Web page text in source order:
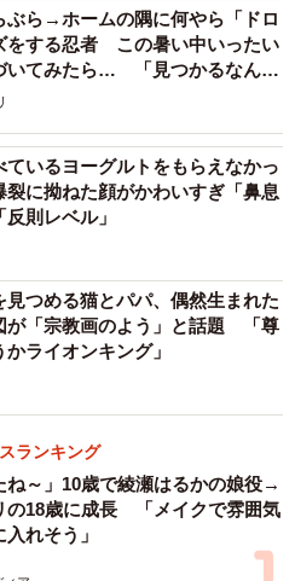
2/9
ています（提供：Nunoさん）
LEDライト（提供：Nunoさん）
息子さんが一人で手がけた動
の声が集まりました。Nunoさ
えたそうですが、息子さんか
トミーさんには観てもらえた
ぶら→ホームの隅に何やら「ドロ
をする忍者 この暑い中いったい
てみたら… 「見つかるなんて
ているヨーグルトをもらえなかっ
裂に拗ねた顔がかわいすぎ「鼻息
則レベル」
見つめる猫とパパ、偶然生まれた
が「宗教画のよう」と話題 「尊
ライオンキング」
ランキング
ね～」10歳で綾瀬はるかの娘役→
の18歳に成長 「メイクで雰囲気
れそう」